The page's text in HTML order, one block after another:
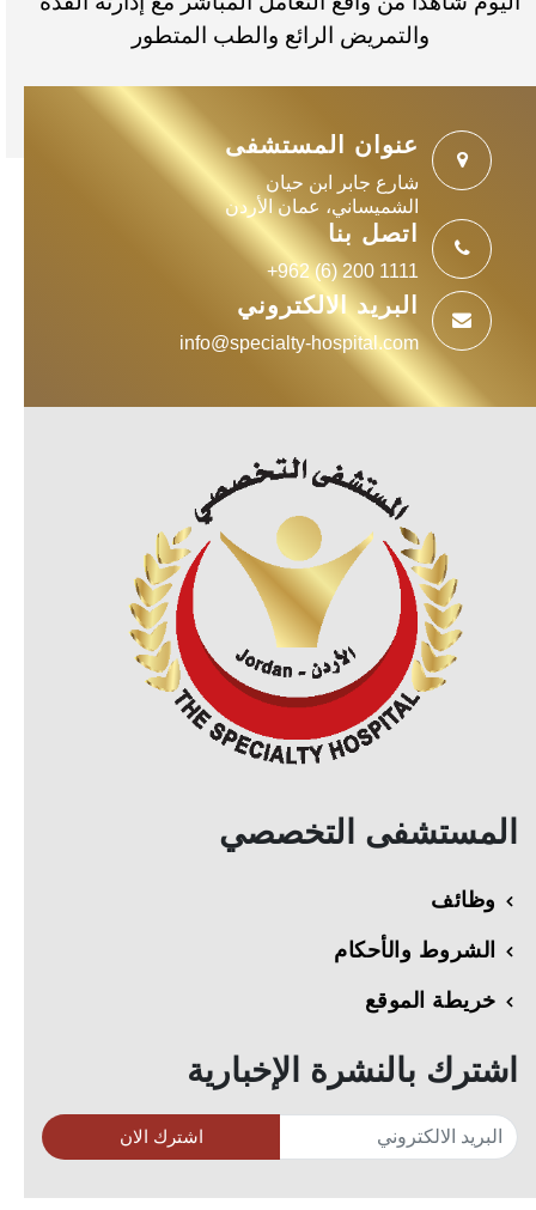
والتمريض الرائع والطب المتطور
عنوان المستشفى
شارع جابر ابن حيان
الشميساني، عمان الأردن
اتصل بنا
+962 (6) 200 1111
البريد الالكتروني
info@specialty-hospital.com
المستشفى التخصصي
وظائف
الشروط والأحكام
خريطة الموقع
اشترك بالنشرة الإخبارية
اشترك الان